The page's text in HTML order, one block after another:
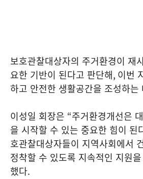
보호관찰대상자의 주거환경이 재
요한 기반이 된다고 판단해, 이번
하고 안전한 생활공간을 조성하는
이성일 회장은 “주거환경개선은
을 시작할 수 있는 중요한 힘이 된
호관찰대상자들이 지역사회에서
정착할 수 있도록 지속적인 지원
했다.